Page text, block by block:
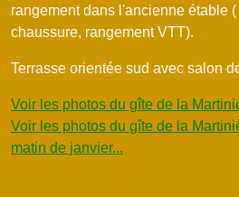
rangement dans l'ancienne étable
chaussure, rangement VTT).
Terrasse orientée sud avec salon
Voir les photos du gîte de la
Voir les photos du gîte de la
matin de janvier...